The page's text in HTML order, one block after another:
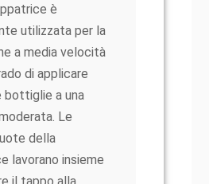
è
utilizzata per la
a media velocità
di applicare
bottiglie a una
Le
della
lavorano insieme